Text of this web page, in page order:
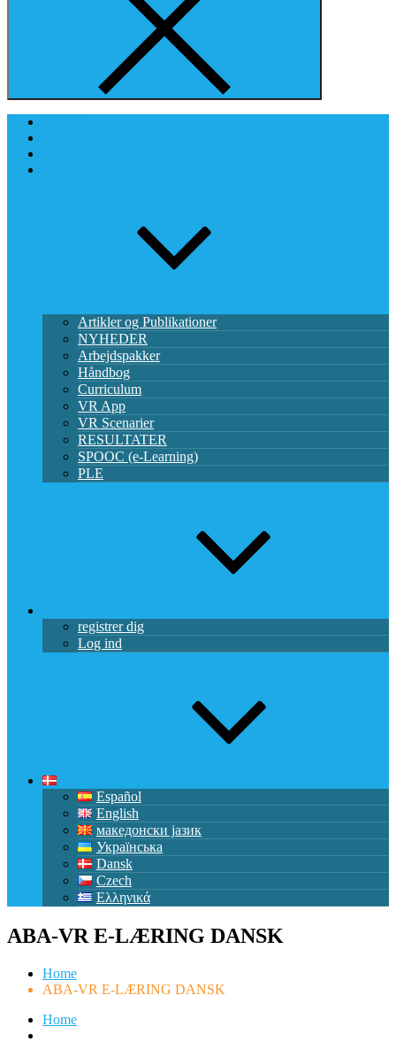
Artikler og Publikationer
NYHEDER
Arbejdspakker
Håndbog
Curriculum
VR App
VR Scenarier
RESULTATER
SPOOC (e-Learning)
PLE
registrer dig
Log ind
Español
English
македонски јазик
Українська
Dansk
Czech
Ελληνικά
ABA-VR E-LÆRING DANSK
Home
ABA-VR E-LÆRING DANSK
Home